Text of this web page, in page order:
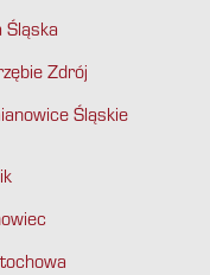
Śląska
Zdrój
Śląskie